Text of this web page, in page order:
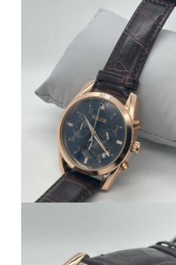
Pria Kuarsa Watch
Jam tangan quartz ringan
Jam Tangan Olahraga Digital
Jam Tangan Pasangan yang Bergaya
Jam Tangan Anak-anak
Watch Spare Parts
Suku Cadang Tali Jam Tangan